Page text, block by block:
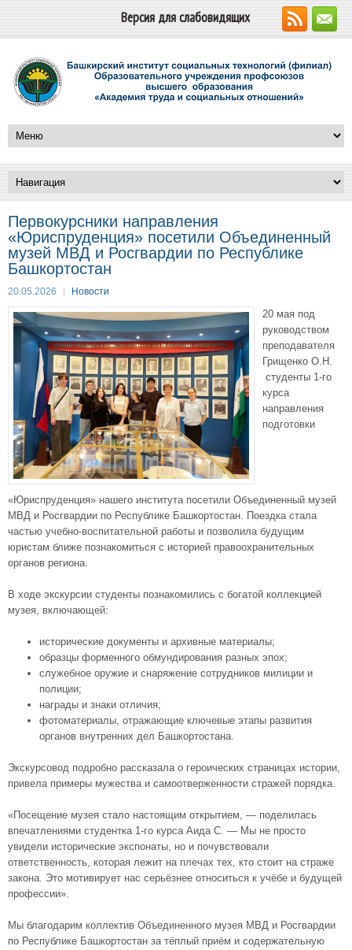
Версия для слабовидящих
Первокурсники направления
«Юриспруденция» посетили Объединенный
музей МВД и Росгвардии по Республике
Башкортостан
20.05.2026 Новости
20 мая под
руководством
преподавателя
Грищенко О.Н.
студенты 1-го
курса
направления
подготовки
«Юриспруденция» нашего института посетили Объединенный музей
МВД и Росгвардии по Республике Башкортостан. Поездка стала
частью учебно-воспитательной работы и позволила будущим
юристам ближе познакомиться с историей правоохранительных
органов региона.
В ходе экскурсии студенты познакомились с богатой коллекцией
музея, включающей:
исторические документы и архивные материалы;
образцы форменного обмундирования разных эпох;
служебное оружие и снаряжение сотрудников милиции и
полиции;
награды и знаки отличия;
фотоматериалы, отражающие ключевые этапы развития
органов внутренних дел Башкортостана.
Экскурсовод подробно рассказала о героических страницах истории,
привела примеры мужества и самоотверженности стражей порядка.
«Посещение музея стало настоящим открытием, — поделилась
впечатлениями студентка 1-го курса Аида С. — Мы не просто
увидели исторические экспонаты, но и почувствовали
ответственность, которая лежит на плечах тех, кто стоит на страже
закона. Это мотивирует нас серьёзнее относиться к учёбе и будущей
профессии».
Мы благодарим коллектив Объединенного музея МВД и Росгвардии
по Республике Башкортостан за тёплый приём и содержательную